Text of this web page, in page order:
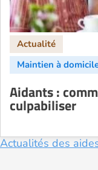
Aidants :
culpabiliser
Actualités des